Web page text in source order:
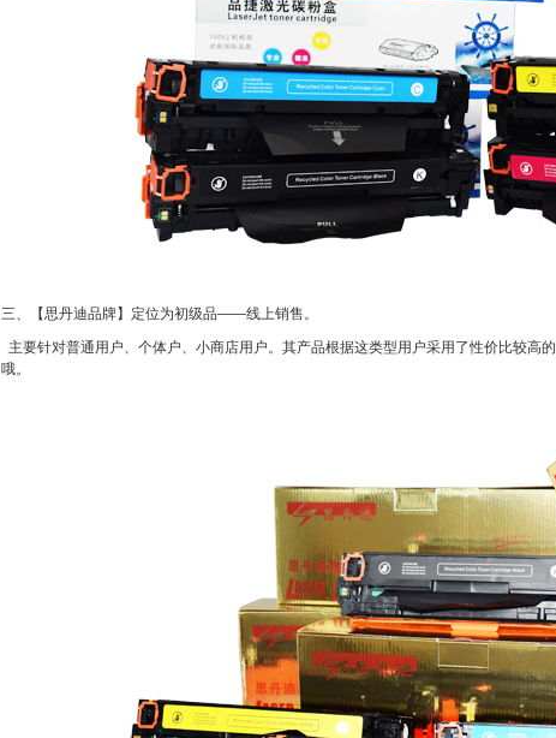
三、【思丹迪品牌】定位为初级品——线上销售。
主要针对普通用户、个体户、小商店用户。其产品根据这类型用户采用了性价比较高
哦。